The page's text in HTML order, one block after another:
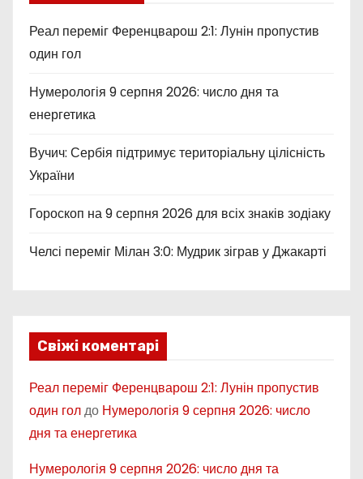
Реал переміг Ференцварош 2:1: Лунін пропустив
один гол
Нумерологія 9 серпня 2026: число дня та
енергетика
Вучич: Сербія підтримує територіальну цілісність
України
Гороскоп на 9 серпня 2026 для всіх знаків зодіаку
Челсі переміг Мілан 3:0: Мудрик зіграв у Джакарті
Свіжі коментарі
Реал переміг Ференцварош 2:1: Лунін пропустив
один голдо Нумерологія 9 серпня 2026: число
дня та енергетика
Нумерологія 9 серпня 2026: число дня та